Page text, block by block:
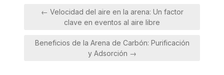
Navegación
← Velocidad del aire en la arena: Un factor
clave en eventos al aire libre
Beneficios de la Arena de Carbón: Purificación
y Adsorción →